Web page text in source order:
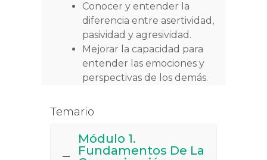
Conocer y entender la
diferencia entre asertividad,
pasividad y agresividad.
Mejorar la capacidad para
entender las emociones y
perspectivas de los demás.
Temario
Módulo 1.
Fundamentos De La